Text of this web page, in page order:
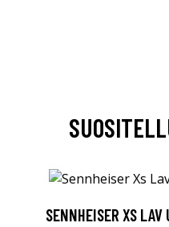
SENNHEISER XS